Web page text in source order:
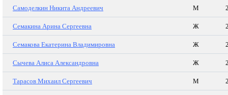
Самоделкин Никита Андреевич М
Семакина Арина Сергеевна Ж
Семакова Екатерина Владимировна Ж
Сычева Алиса Александровна Ж
Тарасов Михаил Сергеевич М